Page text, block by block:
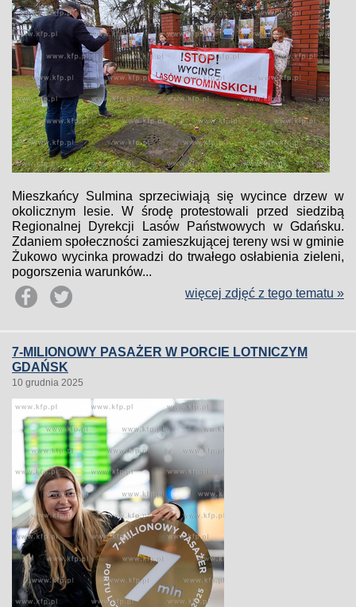
Mieszkańcy Sulmina sprzeciwiają się wycince drzew w
okolicznym lesie. W środę protestowali przed siedzibą
Regionalnej Dyrekcji Lasów Państwowych w Gdańsku.
Zdaniem społeczności zamieszkującej tereny wsi w gminie
Żukowo wycinka prowadzi do trwałego osłabienia zieleni,
pogorszenia warunków...
więcej zdjęć z tego tematu »
7-MILIONOWY PASAŻER W PORCIE LOTNICZYM
GDAŃSK
10 grudnia 2025